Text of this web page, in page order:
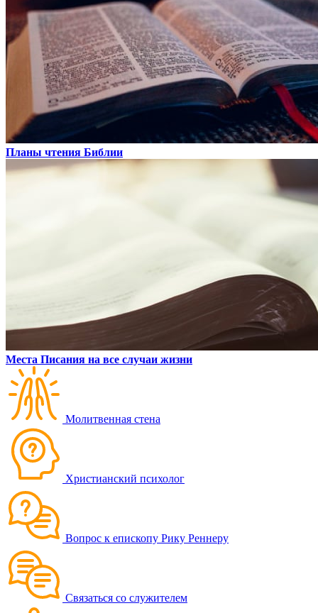
Планы чтения Библии
Места Писания на все случаи жизни
Молитвенная стена
Христианский психолог
Вопрос к епископу Рику Реннеру
Связаться со служителем